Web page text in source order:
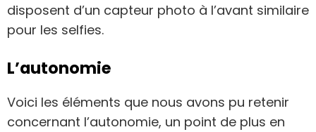
disposent d’un capteur photo à l’avant similaire
pour les selfies.
L’autonomie
Voici les éléments que nous avons pu retenir
concernant l’autonomie, un point de plus en